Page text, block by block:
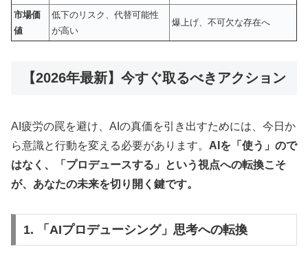
市場価
値
低下のリスク、代替可能性
が高い
爆上げ、不可欠な存在へ
【2026年最新】今すぐ取るべきアクション
AI疲労の罠を避け、AIの真価を引き出すためには、今日か
ら意識と行動を変える必要があります。 AIを「使う」ので
はなく、「プロデュースする」という視点への転換こそ
が、あなたの未来を切り開く鍵です。
1. 「AIプロデューシング」思考への転換